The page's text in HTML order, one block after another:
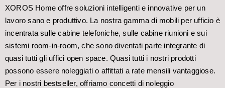
XOROS Home offre soluzioni intelligenti e innovative per un
lavoro sano e produttivo. La nostra gamma di mobili per ufficio è
incentrata sulle cabine telefoniche, sulle cabine riunioni e sui
sistemi room-in-room, che sono diventati parte integrante di
quasi tutti gli uffici open space. Quasi tutti i nostri prodotti
possono essere noleggiati o affittati a rate mensili vantaggiose.
Per i nostri bestseller, offriamo concetti di noleggio